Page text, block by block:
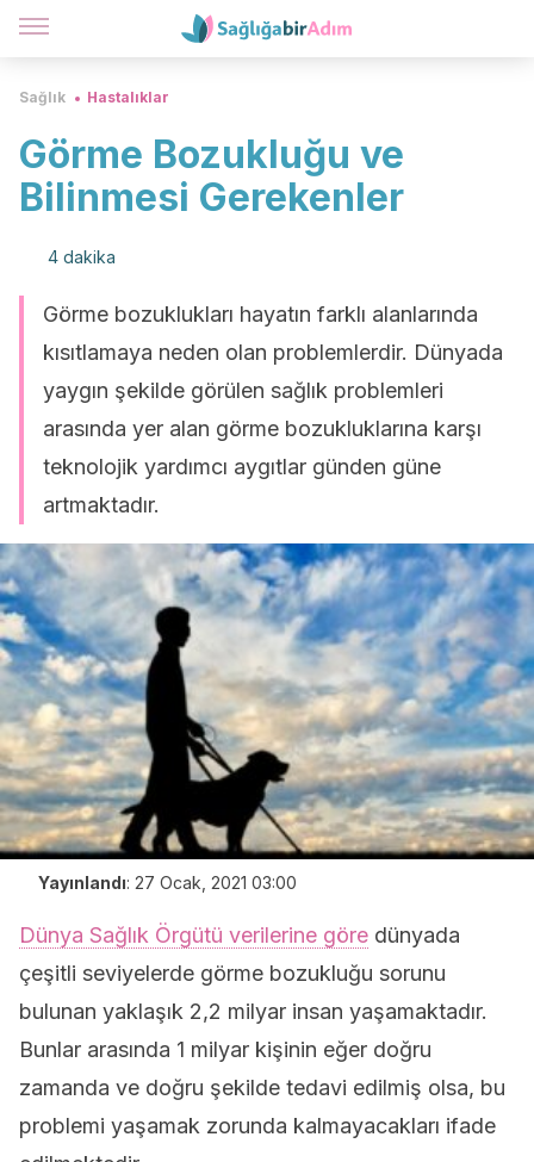
Sağlık Hastalıklar
Görme Bozukluğu ve
Bilinmesi Gerekenler
4 dakika
Görme bozuklukları hayatın farklı alanlarında
kısıtlamaya neden olan problemlerdir. Dünyada
yaygın şekilde görülen sağlık problemleri
arasında yer alan görme bozukluklarına karşı
teknolojik yardımcı aygıtlar günden güne
artmaktadır.
Yayınlandı: 27 Ocak, 2021 03:00
Dünya Sağlık Örgütü verilerine göre dünyada
çeşitli seviyelerde görme bozukluğu sorunu
bulunan yaklaşık 2,2 milyar insan yaşamaktadır.
Bunlar arasında 1 milyar kişinin eğer doğru
zamanda ve doğru şekilde tedavi edilmiş olsa, bu
problemi yaşamak zorunda kalmayacakları ifade